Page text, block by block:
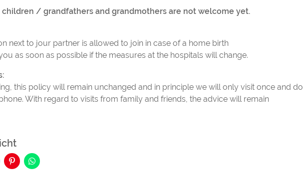
/ grandfathers and grandmothers are not welcome yet.
next to jour partner is allowed to join in case of a home birth
as soon as possible if the measures at the hospitals will change.
this policy will remain unchanged and in principle we will only visit once and do
With regard to visits from family and friends, the advice will remain